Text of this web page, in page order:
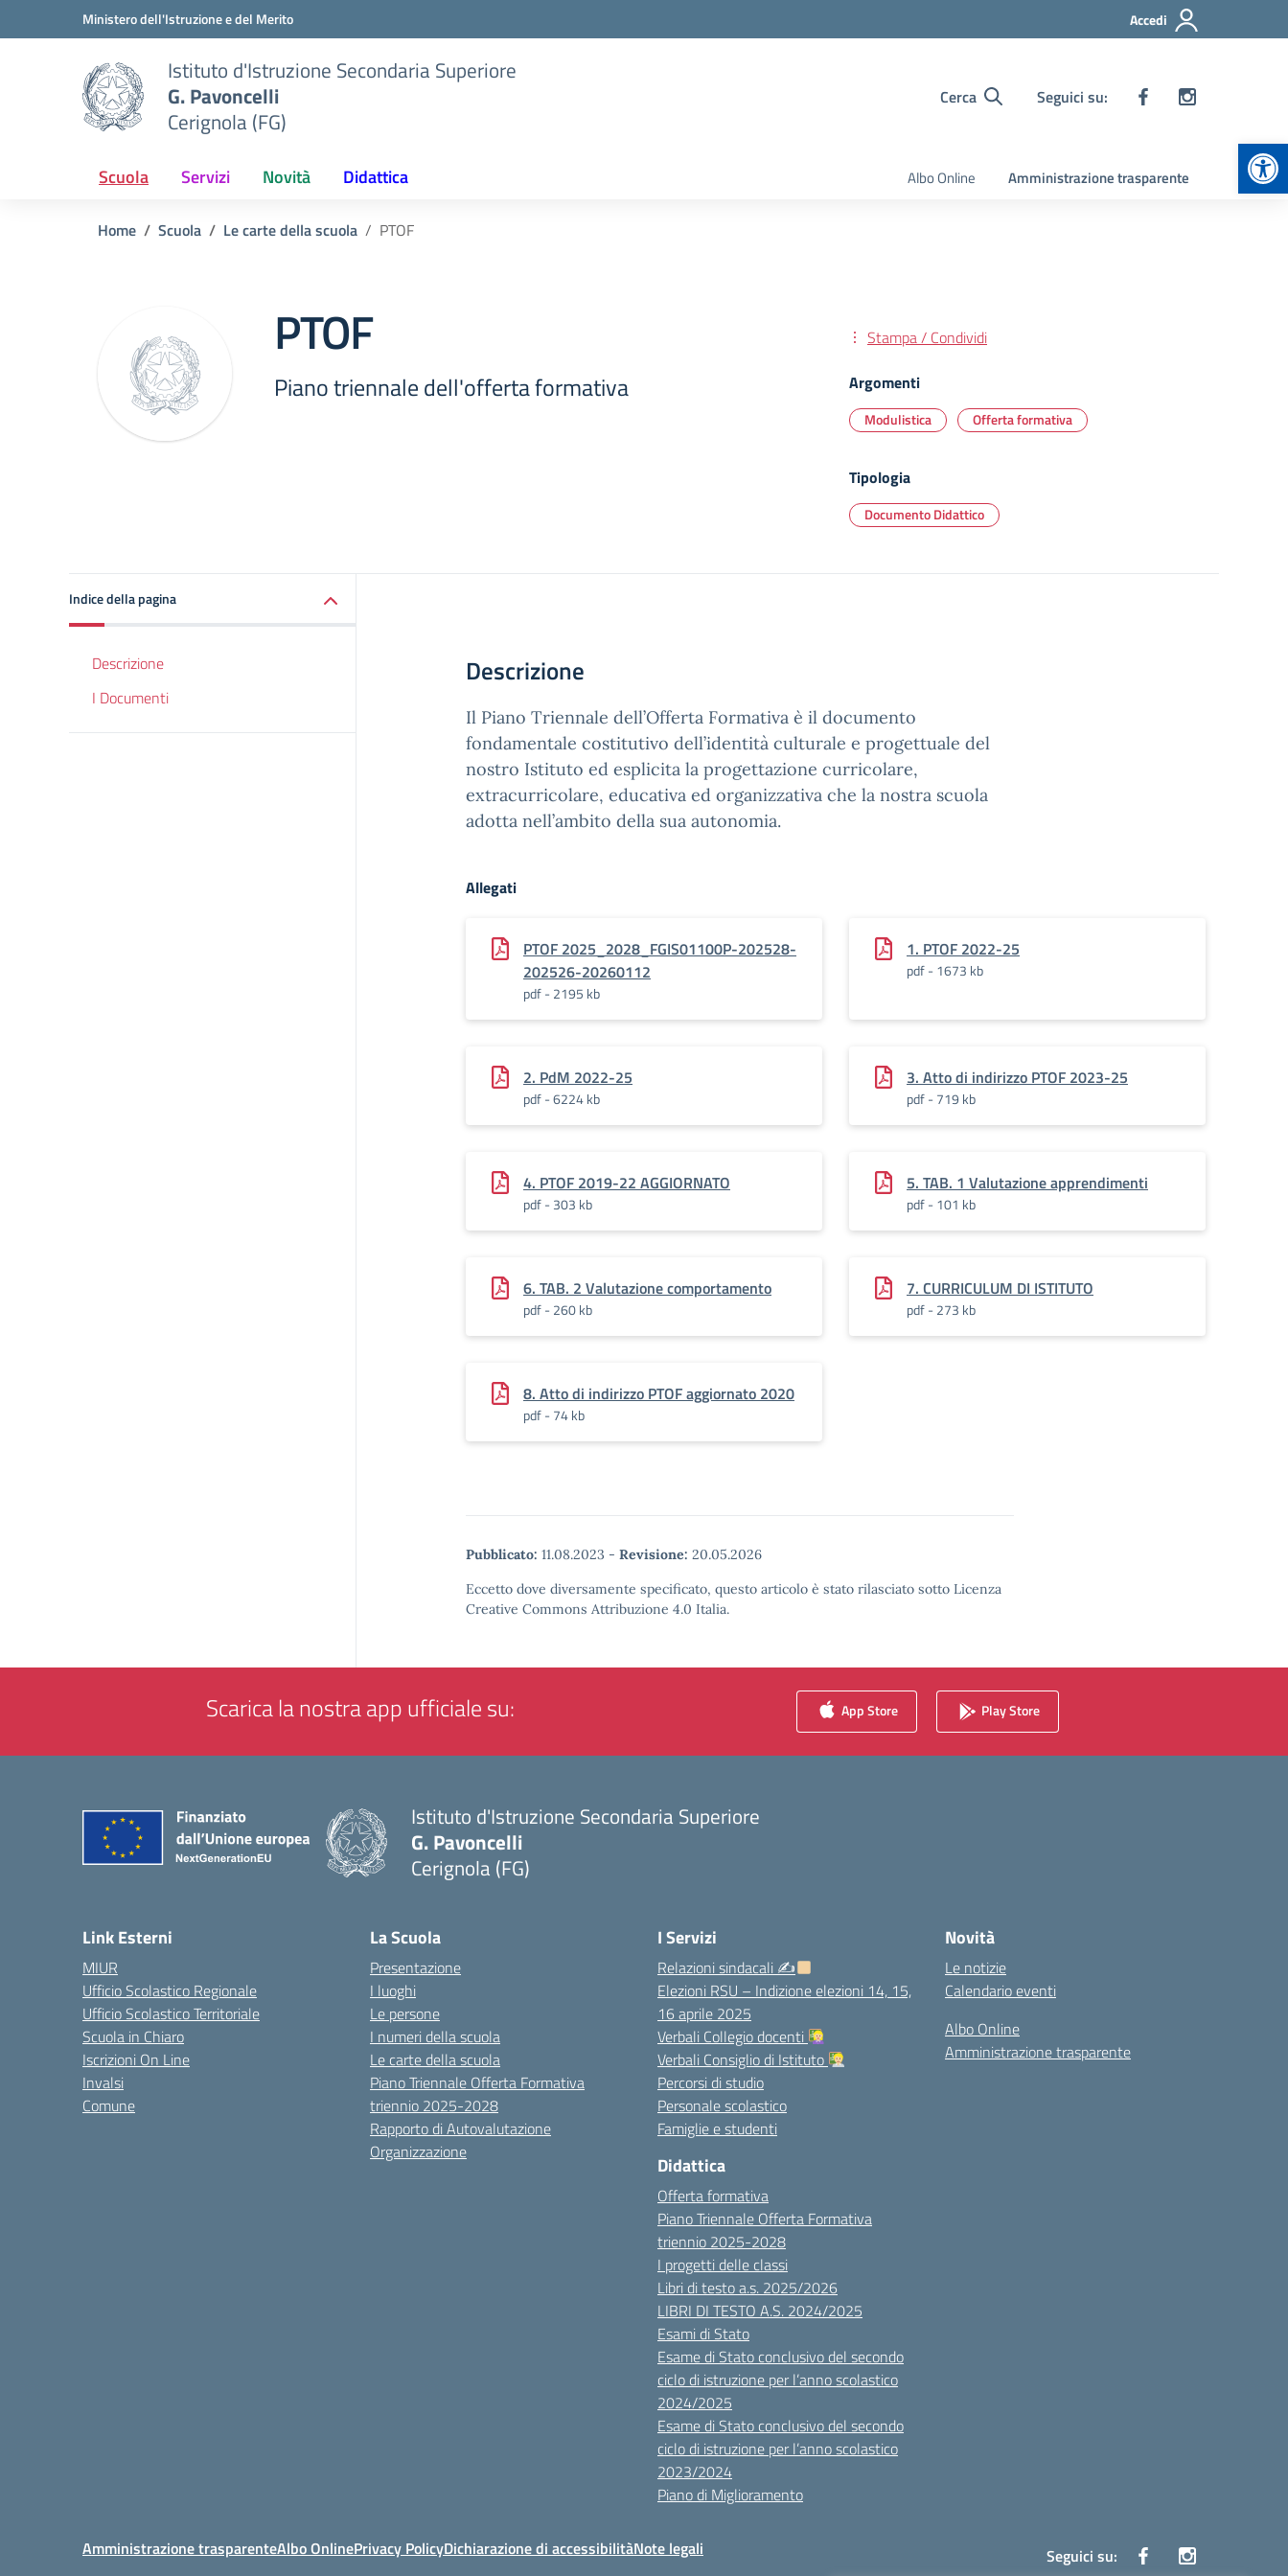
Vai ai contenuti
Vai al menu di navigazioneMinistero dell'Istruzione e del Merito Accedi
Istituto d'Istruzione Secondaria Superiore
G. Pavoncelli
Cerignola (FG)
Cerca Seguici su:
Scuola Servizi Novità Didattica Albo Online Amministrazione trasparente
Home Scuola Le carte della scuola PTOF
PTOF
Piano triennale dell'offerta formativa
Stampa / Condividi
Argomenti
Modulistica Offerta formativa
Tipologia
Documento Didattico
Indice della pagina
Descrizione
I Documenti
Descrizione
Il Piano Triennale dell’Offerta Formativa è il documento
fondamentale costitutivo dell’identità culturale e progettuale del
nostro Istituto ed esplicita la progettazione curricolare,
extracurricolare, educativa ed organizzativa che la nostra scuola
adotta nell’ambito della sua autonomia.
Allegati
PTOF 2025_2028_FGIS01100P-202528-
202526-20260112
pdf - 2195 kb
1. PTOF 2022-25
pdf - 1673 kb
2. PdM 2022-25
pdf - 6224 kb
3. Atto di indirizzo PTOF 2023-25
pdf - 719 kb
4. PTOF 2019-22 AGGIORNATO
pdf - 303 kb
5. TAB. 1 Valutazione apprendimenti
pdf - 101 kb
6. TAB. 2 Valutazione comportamento
pdf - 260 kb
7. CURRICULUM DI ISTITUTO
pdf - 273 kb
8. Atto di indirizzo PTOF aggiornato 2020
pdf - 74 kb
Pubblicato: 11.08.2023 - Revisione: 20.05.2026
Eccetto dove diversamente specificato, questo articolo è stato rilasciato sotto Licenza
Creative Commons Attribuzione 4.0 Italia.
Scarica la nostra app ufficiale su: App Store Play Store
Istituto d'Istruzione Secondaria Superiore
G. Pavoncelli
Cerignola (FG)
Link Esterni
MIUR
Ufficio Scolastico Regionale
Ufficio Scolastico Territoriale
Scuola in Chiaro
Iscrizioni On Line
Invalsi
Comune
La Scuola
Presentazione
I luoghi
Le persone
I numeri della scuola
Le carte della scuola
Piano Triennale Offerta Formativa
triennio 2025-2028
Rapporto di Autovalutazione
Organizzazione
I Servizi
Relazioni sindacali ✍
Elezioni RSU – Indizione elezioni 14, 15,
16 aprile 2025
Verbali Collegio docenti
Verbali Consiglio di Istituto
Percorsi di studio
Personale scolastico
Famiglie e studenti
Didattica
Offerta formativa
Piano Triennale Offerta Formativa
triennio 2025-2028
I progetti delle classi
Libri di testo a.s. 2025/2026
LIBRI DI TESTO A.S. 2024/2025
Esami di Stato
Esame di Stato conclusivo del secondo
ciclo di istruzione per l’anno scolastico
2024/2025
Esame di Stato conclusivo del secondo
ciclo di istruzione per l’anno scolastico
2023/2024
Piano di Miglioramento
Novità
Le notizie
Calendario eventi
Albo Online
Amministrazione trasparente
Amministrazione trasparenteAlbo OnlinePrivacy PolicyDichiarazione di accessibilitàNote legali Seguici su: